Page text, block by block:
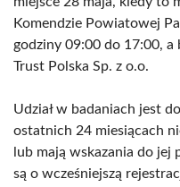
Komendzie Powiatowej
godziny 09:00 do 17:00, a
Trust Polska Sp. z o.o.
Udział w badaniach jest
ostatnich 24 miesiącach
lub mają wskazania do
są o wcześniejszą